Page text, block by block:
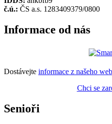
č.ú.: ČS a.s. 1283409379/0800
Informace od nás
Dostávejte informace z našeho
Chci se
Senioři